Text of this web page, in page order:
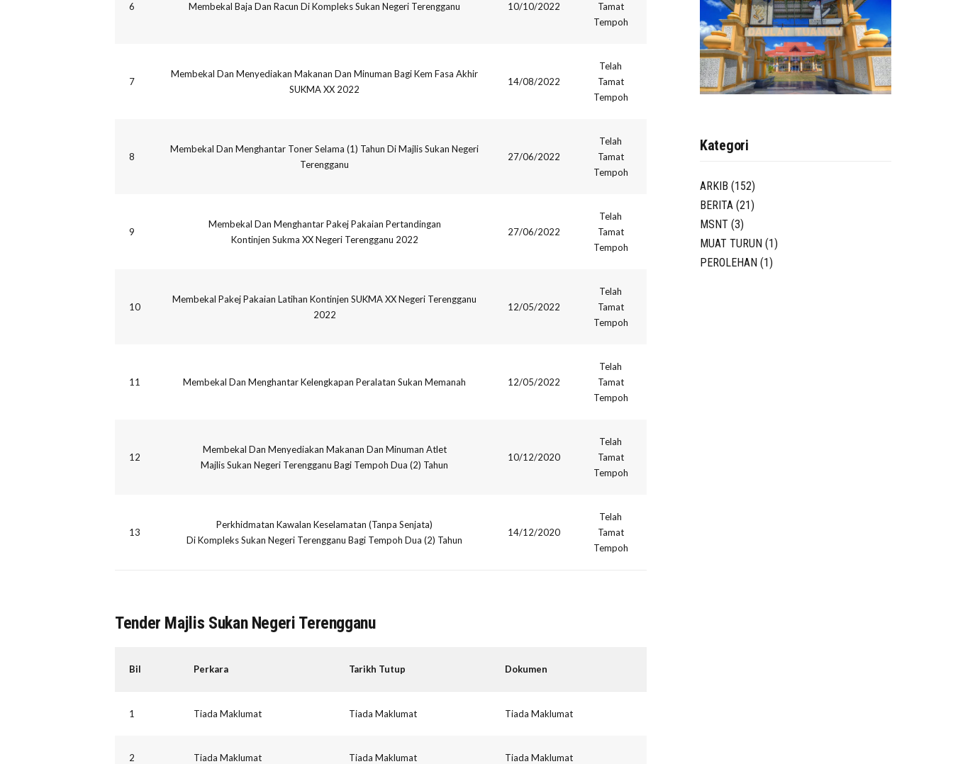
6 Membekal Baja Dan Racun Di Kompleks Sukan Negeri Terengganu 10/10/2022
Tamat
Tempoh
7
Membekal Dan Menyediakan Makanan Dan Minuman Bagi Kem Fasa Akhir
SUKMA XX 2022
14/08/2022
Telah
Tamat
Tempoh
8
Membekal Dan Menghantar Toner Selama (1) Tahun Di Majlis Sukan Negeri
Terengganu
27/06/2022
Telah
Tamat
Tempoh
9
Membekal Dan Menghantar Pakej Pakaian Pertandingan
Kontinjen Sukma XX Negeri Terengganu 2022
27/06/2022
Telah
Tamat
Tempoh
10
Membekal Pakej Pakaian Latihan Kontinjen SUKMA XX Negeri Terengganu
2022
12/05/2022
Telah
Tamat
Tempoh
11 Membekal Dan Menghantar Kelengkapan Peralatan Sukan Memanah 12/05/2022
Telah
Tamat
Tempoh
12
Membekal Dan Menyediakan Makanan Dan Minuman Atlet
Majlis Sukan Negeri Terengganu Bagi Tempoh Dua (2) Tahun
10/12/2020
Telah
Tamat
Tempoh
13
Perkhidmatan Kawalan Keselamatan (Tanpa Senjata)
Di Kompleks Sukan Negeri Terengganu Bagi Tempoh Dua (2) Tahun
14/12/2020
Telah
Tamat
Tempoh
Tender Majlis Sukan Negeri Terengganu
Bil Perkara Tarikh Tutup Dokumen
1 Tiada Maklumat Tiada Maklumat Tiada Maklumat
2 Tiada Maklumat Tiada Maklumat Tiada Maklumat
Kategori
ARKIB (152)
BERITA (21)
MSNT (3)
MUAT TURUN (1)
PEROLEHAN (1)